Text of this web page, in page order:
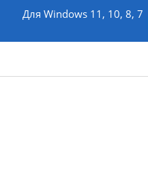
Для Windows 11, 10, 8, 7